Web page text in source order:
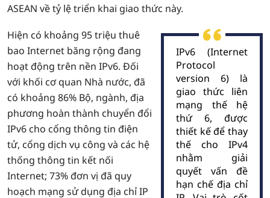
ASEAN về tỷ lệ triển khai giao thức này.
IPv6 (Internet
Protocol
version 6) là
giao thức liên
mạng thế hệ
thứ 6, được
thiết kế để thay
thế cho IPv4
nhằm giải
quyết vấn đề
hạn chế địa chỉ
Hiện có khoảng 95 triệu thuê
bao Internet băng rộng đang
hoạt động trên nền IPv6. Đối
với khối cơ quan Nhà nước, đã
có khoảng 86% Bộ, ngành, địa
phương hoàn thành chuyển đổi
IPv6 cho cổng thông tin điện
tử, cổng dịch vụ công và các hệ
thống thông tin kết nối
Internet; 73% đơn vị đã quy
hoạch mạng sử dụng địa chỉ IP